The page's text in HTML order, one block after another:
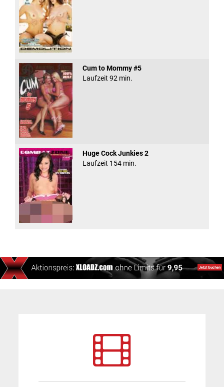
Cum to Mommy #5
Laufzeit 92 min.
Huge Cock Junkies 2
Laufzeit 154 min.